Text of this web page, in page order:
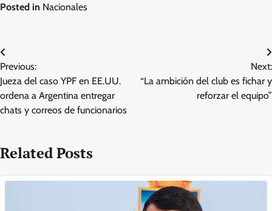
Posted in Nacionales
Post
navigation
Previous:
Jueza del caso YPF en EE.UU.
ordena a Argentina entregar
chats y correos de funcionarios
Next:
“La ambición del club es fichar y
reforzar el equipo”
Related Posts